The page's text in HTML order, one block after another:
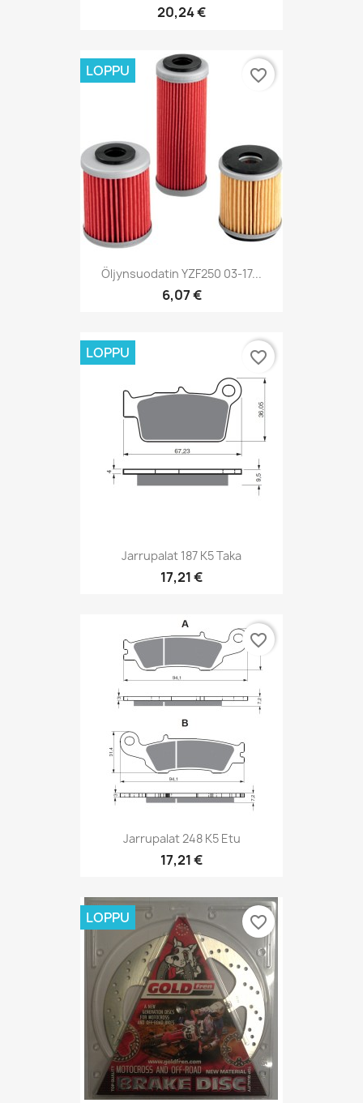
20,24 €
Öljynsuodatin YZF250 03-17...
6,07 €
LOPPU favorite_border
Jarrupalat 187 K5 Taka
17,21 €
LOPPU favorite_border
Jarrupalat 248 K5 Etu
17,21 €
favorite_border
LOPPU favorite_border